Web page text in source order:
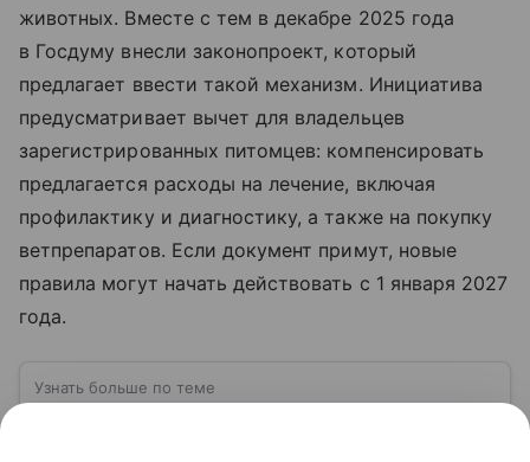
животных. Вместе с тем в декабре 2025 года
в Госдуму внесли законопроект, который
предлагает ввести такой механизм. Инициатива
предусматривает вычет для владельцев
зарегистрированных питомцев: компенсировать
предлагается расходы на лечение, включая
профилактику и диагностику, а также на покупку
ветпрепаратов. Если документ примут, новые
правила могут начать действовать с 1 января 2027
года.
Узнать больше по теме